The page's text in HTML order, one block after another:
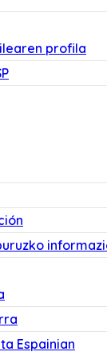
profila
Espainian